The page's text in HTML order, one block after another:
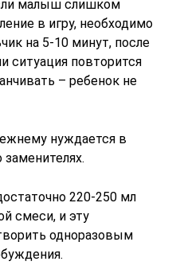
малыш слишком
в игру, необходимо
на 5-10 минут, после
ситуация повторится
– ребенок не
нуждается в
220-250 мл
смеси, и эту
одноразовым